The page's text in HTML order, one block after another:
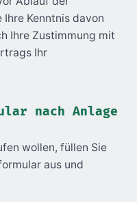
Kenntnis davon
Ihre Zustimmung mit
Ihr
nach Anlage
wollen, füllen Sie
aus und